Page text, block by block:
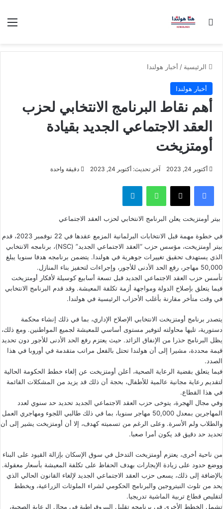
بحث عن
الرئيسية / أخبار هولندا
أخبار هولندا
أهم نقاط البرنامج الانتخابي لحزب
العقد الاجتماعي الجديد بقيادة
أومتزيخت
أكتوبر 24, 2023 آخر تحديث: أكتوبر 24, 2023 دقيقة واحدة
فيسبوك ‫X واتساب تيلقرام
بيتر أومتزيخت يعلن البرنامج الانتخابي لحزب العقد الاجتماعي
في خطوة مهمة قبل الانتخابات البرلمانية المزمع عقدها في 22 نوفمبر 2023، قدم
بيتر أومتزيخت، مؤسس حزب “العقد الاجتماعي الجديد” (NSC)، برنامجه الانتخابي
الذي يستهدف تحقيق تغييرات جوهرية في هولندا. يتضمن برنامجه هدفا سنويا يبلغ
50,000 مهاجر، رفع الحد الأدنى للأجور، وإجراءات لتحفيز بناء المنازل.
تأسس حزب العقد الاجتماعي الجديد قبل تسعة أسابيع كوسيلة لأفكار أومتزيخت
فيما يتعلق بإصلاح الدولة ومواجهة أزمة تكلفة المعيشة. وقد قدم البرنامج الانتخابي
في وقت متأخر مقارنة بأغلب الأحزاب الرئيسية في هولندا.
يتصدر برنامج أومتزيخت الانتخابي الإصلاح الإداري، بما في ذلك إنشاء محكمة
دستورية، تليها محاولته لتوفير مستوى أساسي للمعيشة لجميع المواطنين. ومع ذلك،
يظل البرنامج حذرا من الإنفاق الزائد. حيث يعتزم رفع الحد الأدنى للأجور دون تحديد
قيمة محددة، مشيرا إلى أن هولندا تحتل بالفعل مراتب متقدمة في أوروبا في هذا
الصدد.
فيما يتعلق بقضية الرعاية الصحية، أعلن أومتزيخت عن إلغاء خطط الحكومة الحالية
لتقديم رعاية مجانية عالمية للأطفال، بحجة أن ذلك قد يزيد من المشكلات القائمة
في هذا القطاع.
وفي مجال الهجرة، يتوخى حزب العقد الاجتماعي الجديد تحديد حد سنوي لعدد
المهاجرين بمعدل 50,000 مهاجر سنويا، بما في ذلك طالبي اللجوء ومهاجري العمل
والطلاب ولم الأسرة. وعلى الرغم من تسميته كهدف، إلا أن أومتزيخت يشير إلى أن
تحديد حد دقيق قد يكون أمرا صعبا.
من ناحية أخرى، يعتزم أومتزيخت التدخل في سوق الإسكان بإزالة القيود على البناء
ووضع حدود على زيادة الإيجارات بهدف الحفاظ على تكلفة المعيشة بأسعار معقولة.
بالإضافة إلى ذلك، يسعى حزب العقد الاجتماعي الجديد لإلغاء القانون الحالي الذي
يحد من تلوث النيتروجين والبرنامج الحكومي لشراء الملوثات الزراعية، ويخطط
لتقليص قطاع تربية الماشية تدريجيا.
تشمل الخطط الأخرى في برنامجه تقليل البيروقراطية في مجال الرعاية الصحية،